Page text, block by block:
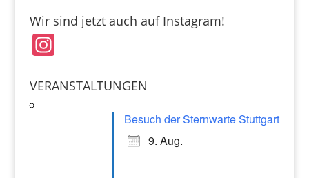
c
e
b
o
ai
l
at
p
Wir sind jetzt auch auf Instagram!
In
a
VERANSTALTUNGEN
Besuch der Sternwarte Stuttgart
9. Aug.